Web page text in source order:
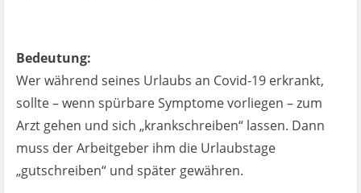
Bedeutung:
Wer während seines Urlaubs an Covid-19 erkrankt,
sollte – wenn spürbare Symptome vorliegen – zum
Arzt gehen und sich „krankschreiben“ lassen. Dann
muss der Arbeitgeber ihm die Urlaubstage
„gutschreiben“ und später gewähren.